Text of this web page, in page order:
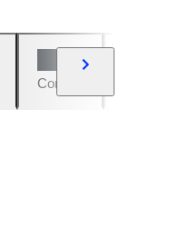
Comics